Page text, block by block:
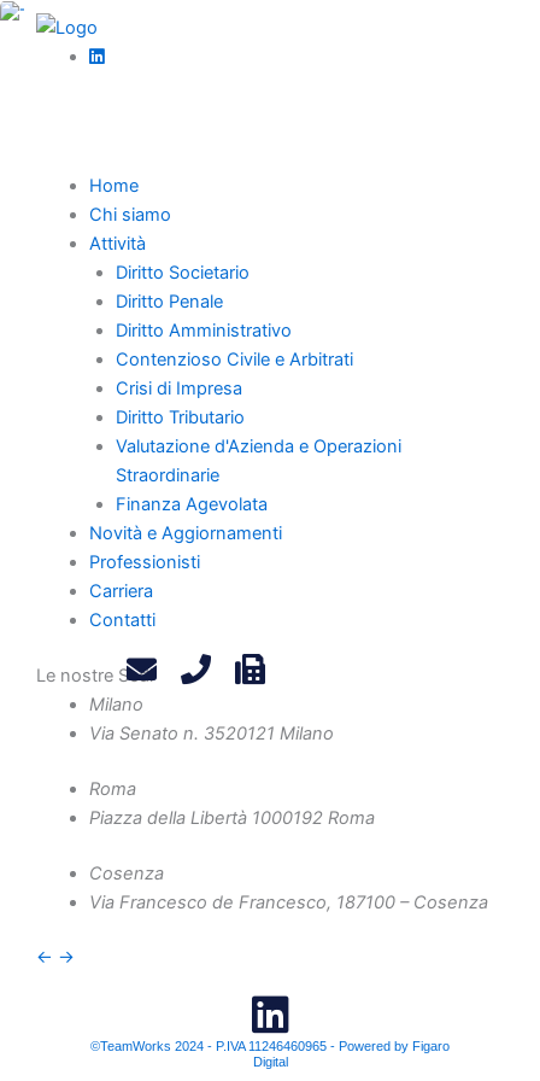
Vai
Home
Chi siamo
Attività
Diritto Societario
Diritto Penale
Diritto Amministrativo
Contenzioso Civile e Arbitrati
Crisi di Impresa
Diritto Tributario
Valutazione d'Azienda e Operazioni
Straordinarie
Finanza Agevolata
Novità e Aggiornamenti
Professionisti
Carriera
Contatti
Le nostre Sedi
Milano
Via Senato n. 3520121 Milano
Roma
Piazza della Libertà 1000192 Roma
Cosenza
Via Francesco de Francesco, 187100 – Cosenza
← →
previdenza complementare prima della domanda di divorzio
esclude diritti dell’ex coniuge su quota indennità.
Home
Chi Siamo
Professionisti
Novità e Aggiornamenti
Carriera
Contatti
Privacy Policy
Legals
Diritto Societario
Diritto Penale
Crisi d'Impresa
Contenzioso Civile e Arbitrati
Valutazione d'Azienda e Operazioni Straordinarie
©TeamWorks 2024 - P.IVA 11246460965 - Powered by Figaro
Digital